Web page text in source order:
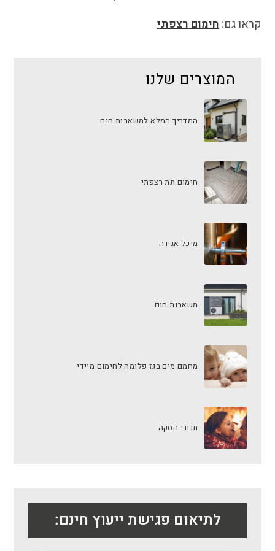
קראו גם:חימום רצפתי
המוצרים שלנו
המדריך המלא למשאבות חום
חימום תת רצפתי
מיכל אגירה
משאבות חום
מחמם מים בגז פלומה לחימום מיידי
תנורי הסקה
לתיאום פגישת ייעוץ חינם: